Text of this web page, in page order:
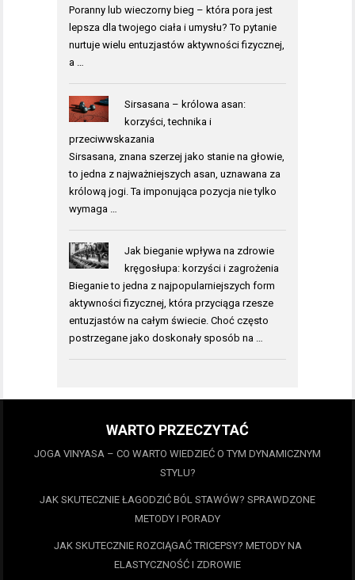
Poranny lub wieczorny bieg – która pora jest
lepsza dla twojego ciała i umysłu? To pytanie
nurtuje wielu entuzjastów aktywności fizycznej,
a …
Sirsasana – królowa asan:
korzyści, technika i
przeciwwskazania
Sirsasana, znana szerzej jako stanie na głowie,
to jedna z najważniejszych asan, uznawana za
królową jogi. Ta imponująca pozycja nie tylko
wymaga …
Jak bieganie wpływa na zdrowie
kręgosłupa: korzyści i zagrożenia
Bieganie to jedna z najpopularniejszych form
aktywności fizycznej, która przyciąga rzesze
entuzjastów na całym świecie. Choć często
postrzegane jako doskonały sposób na …
WARTO PRZECZYTAĆ
JOGA VINYASA – CO WARTO WIEDZIEĆ O TYM DYNAMICZNYM
STYLU?
JAK SKUTECZNIE ŁAGODZIĆ BÓL STAWÓW? SPRAWDZONE
METODY I PORADY
JAK SKUTECZNIE ROZCIĄGAĆ TRICEPSY? METODY NA
ELASTYCZNOŚĆ I ZDROWIE